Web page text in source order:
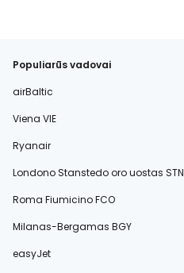
Populiarūs vadovai
airBaltic
Viena VIE
Ryanair
Londono Stanstedo oro uostas STN
Roma Fiumicino FCO
Milanas-Bergamas BGY
easyJet